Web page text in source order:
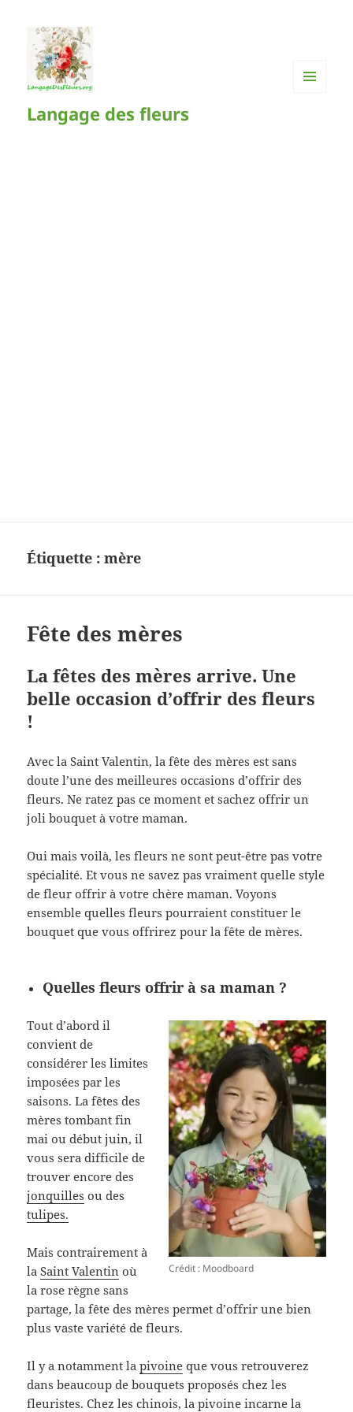
Langage des fleurs
Étiquette :mère
Fête des mères
La fêtes des mères arrive. Une
belle occasion d’offrir des fleurs
!
Avec la Saint Valentin, la fête des mères est sans
doute l’une des meilleures occasions d’offrir des
fleurs. Ne ratez pas ce moment et sachez offrir un
joli bouquet à votre maman.
Oui mais voilà, les fleurs ne sont peut-être pas votre
spécialité. Et vous ne savez pas vraiment quelle style
de fleur offrir à votre chère maman. Voyons
ensemble quelles fleurs pourraient constituer le
bouquet que vous offrirez pour la fête de mères.
Quelles fleurs offrir à sa maman ?
Crédit : Moodboard
Tout d’abord il
convient de
considérer les limites
imposées par les
saisons. La fêtes des
mères tombant fin
mai ou début juin, il
vous sera difficile de
trouver encore des
jonquilles ou des
tulipes.
Mais contrairement à
laSaint Valentin où
la rose règne sans
partage, la fête des mères permet d’offrir une bien
plus vaste variété de fleurs.
Il y a notamment lapivoine que vous retrouverez
dans beaucoup de bouquets proposés chez les
fleuristes. Chez les chinois, la pivoine incarne la